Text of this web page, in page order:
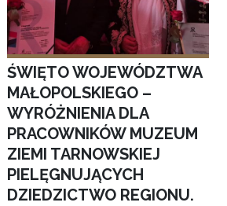
ŚWIĘTO WOJEWÓDZTWA
MAŁOPOLSKIEGO –
WYRÓŻNIENIA DLA
PRACOWNIKÓW MUZEUM
ZIEMI TARNOWSKIEJ
PIELĘGNUJĄCYCH
DZIEDZICTWO REGIONU.